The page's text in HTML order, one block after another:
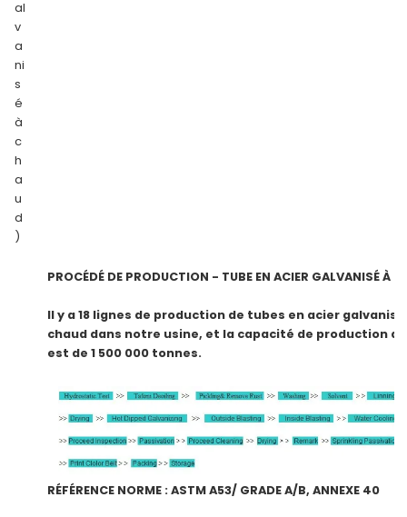
al
v
a
ni
s
é
à
c
h
a
u
d
)
PROCÉDÉ DE PRODUCTION - TUBE EN ACIER GALVANISÉ À
Il y a 18 lignes de production de tubes en acier
chaud dans notre usine, et la capacité de production
est de 1 500 000 tonnes.
RÉFÉRENCE NORME : ASTM A53/ GRADE A/B, ANNEXE 40